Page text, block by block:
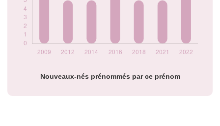
Nouveaux-nés prénommés par ce prénom